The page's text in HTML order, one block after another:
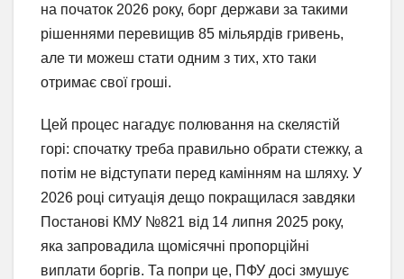
на початок 2026 року, борг держави за такими
рішеннями перевищив 85 мільярдів гривень,
але ти можеш стати одним з тих, хто таки
отримає свої гроші.
Цей процес нагадує полювання на скелястій
горі: спочатку треба правильно обрати стежку, а
потім не відступати перед камінням на шляху. У
2026 році ситуація дещо покращилася завдяки
Постанові КМУ №821 від 14 липня 2025 року,
яка запровадила щомісячні пропорційні
виплати боргів. Та попри це, ПФУ досі змушує